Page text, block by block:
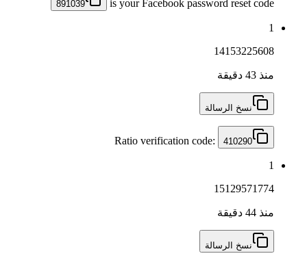
891039 is your Facebook password reset code
1
14153225608
منذ 43 دقيقة
نسخ الرسالة
Ratio verification code: 410290
1
15129571774
منذ 44 دقيقة
نسخ الرسالة